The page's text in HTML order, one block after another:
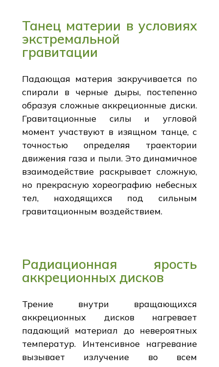
Танец материи в условиях
экстремальной
гравитации
Падающая материя закручивается по
спирали в черные дыры, постепенно
образуя сложные аккреционные диски.
Гравитационные силы и угловой
момент участвуют в изящном танце, с
точностью определяя траектории
движения газа и пыли. Это динамичное
взаимодействие раскрывает сложную,
но прекрасную хореографию небесных
тел, находящихся под сильным
гравитационным воздействием.
Радиационная ярость
аккреционных дисков
Трение внутри вращающихся
аккреционных дисков нагревает
падающий материал до невероятных
температур. Интенсивное нагревание
вызывает излучение во всем